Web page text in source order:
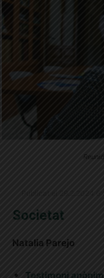
Societat
Natalia Parejo
Testimoni